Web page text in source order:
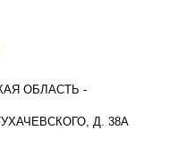
ОБЛАСТЬ -
Д. 38А